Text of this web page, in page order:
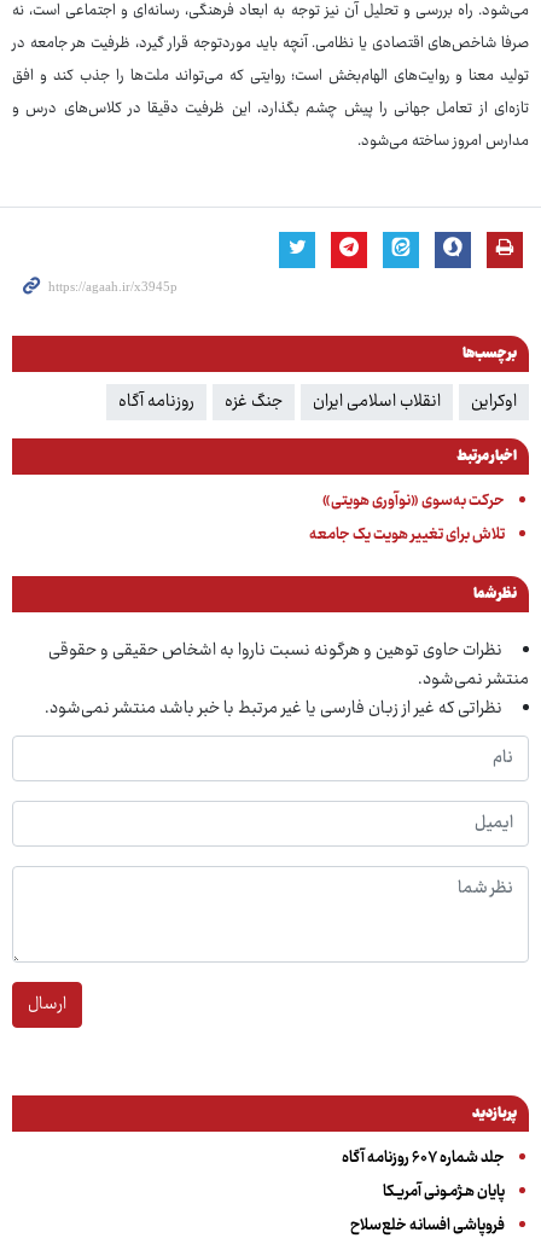
می‌شود. راه بررسی و تحلیل آن نیز توجه به ابعاد فرهنگی، رسانه‌ای و اجتماعی است، نه
صرفا شاخص‌های اقتصادی یا نظامی. آنچه باید موردتوجه قرار گیرد، ظرفیت هر جامعه در
تولید معنا و روایت‌های الهام‌بخش است؛ روایتی که می‌تواند ملت‌ها را جذب کند و افق
تازه‌ای از تعامل جهانی را پیش چشم بگذارد، این ظرفیت دقیقا در کلاس‌های درس و
مدارس امروز ساخته می‌شود.
برچسب‌ها
اوکراین انقلاب اسلامی ایران جنگ غزه روزنامه آگاه
اخبار مرتبط
حرکت به‌سوی «نوآوری هویتی»
تلاش برای تغییر هویت یک جامعه
نظر شما
نظرات حاوی توهین و هرگونه نسبت ناروا به اشخاص حقیقی و حقوقی
منتشر نمی‌شود.
نظراتی که غیر از زبان فارسی یا غیر مرتبط با خبر باشد منتشر نمی‌شود.
ارسال
پربازدید
جلد شماره ۶۰۷ روزنامه آگاه
پایان هـژمـونی آمریـکا
فروپاشی افسانه خلع‌سلاح